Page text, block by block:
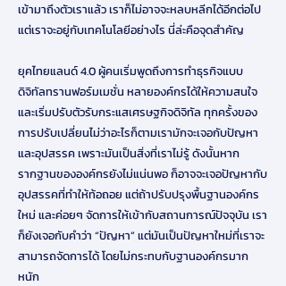
เข้ามาถึงตัวเราแล้ว เราก็ไม่อาจจะหลบหลีกได้อีกต่อไป
แต่เราจะอยู่กับเทคโนโลยีอย่างไร นี่ล่ะคือจุดสำคัญ
ยุคไทยแลนด์ 4.0 ผู้คนเริ่มพูดถึงการทำธุรกิจแบบ
ดิจิทัลทรานฟอร์มเมชั่น หลายองค์กรได้ให้ความสนใจ
และเริ่มปรับตัวรับกระแสเศรษฐกิจดิจิทัล ทุกครั้งของ
การปรับเปลี่ยนไม่ว่าอะไรก็ตามเรามักจะเจอกับปัญหา
และอุปสรรค เพราะมันเป็นสิ่งที่เราไม่รู้ ดังนั้นหาก
รากฐานขององค์กรยังไม่แน่นพอ ก็อาจจะเจอปัญหากับ
อุปสรรคที่ทำให้ท้อถอย แต่ถ้าปรับปรุงพื้นฐานองค์กร
ใหม่ และค่อยๆ จัดการให้เข้ากับสถานการณ์ปัจจุบัน เรา
ก็ยังเจอกับคำว่า “ปัญหา” แต่มันเป็นปัญหาใหม่ที่เราจะ
สามารถจัดการได้ โดยไม่กระทบกับฐานองค์กรมาก
หนัก